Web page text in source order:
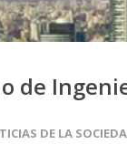
de
DE LA